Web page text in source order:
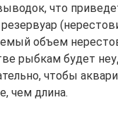
что
объем
рыбкам будет
чтобы
чем длина.